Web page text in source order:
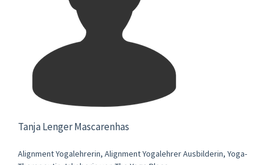
Tanja Lenger Mascarenhas
Alignment Yogalehrerin, Alignment Yogalehrer Ausbilderin, Yoga-